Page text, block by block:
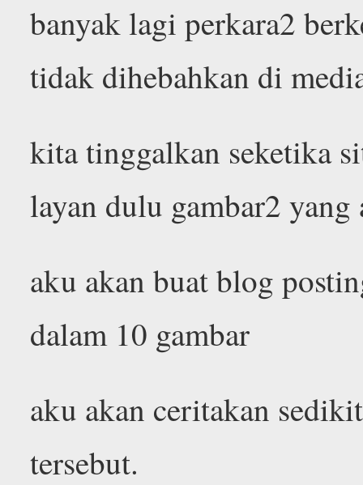
banyak lagi perkara2
tidak dihebahkan di
kita tinggalkan seketika
layan dulu gambar2
aku akan buat blog
dalam 10 gambar
aku akan ceritakan
tersebut.